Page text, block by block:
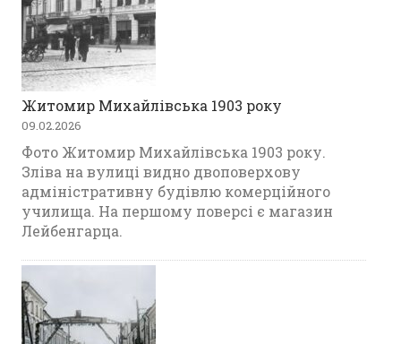
Житомир Михайлівська 1903 року
09.02.2026
Фото Житомир Михайлівська 1903 року.
Зліва на вулиці видно двоповерхову
адміністративну будівлю комерційного
училища. На першому поверсі є магазин
Лейбенгарца.